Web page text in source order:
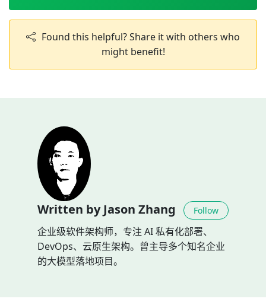
Found this helpful? Share it with others who
might benefit!
Written by Jason Zhang Follow
企业级软件架构师，专注 AI 私有化部署、
DevOps、云原生架构。曾主导多个知名企业
的大模型落地项目。